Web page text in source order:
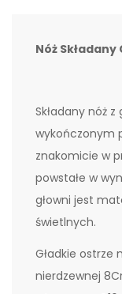
Nóż Składany
Składany nóż
wykończonym
znakomicie w
powstałe w
głowni jest
świetlnych.
Gładkie ostrze
nierdzewnej